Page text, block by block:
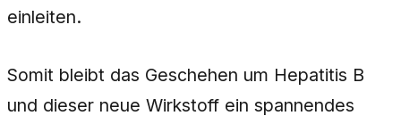
einleiten.
Somit bleibt das Geschehen um Hepatitis B
und dieser neue Wirkstoff ein spannendes